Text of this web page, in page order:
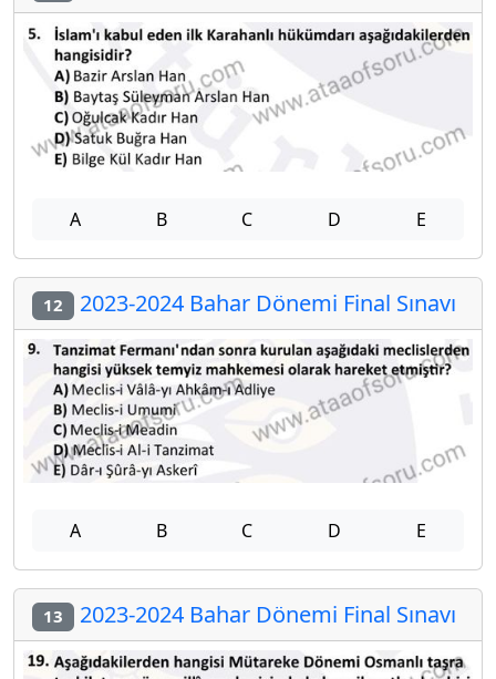
A B C D E
12 2023-2024 Bahar Dönemi Final Sınavı
A B C D E
13 2023-2024 Bahar Dönemi Final Sınavı